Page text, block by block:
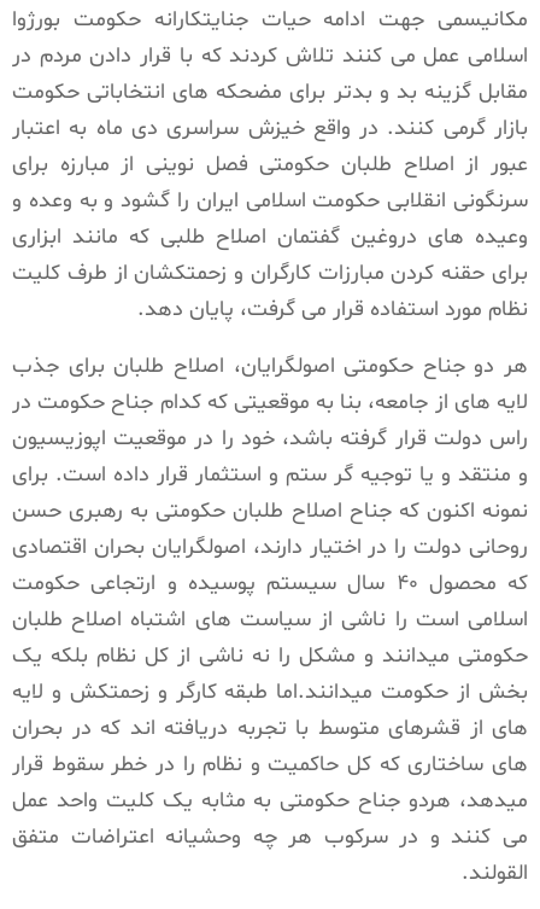
مکانیسمی جهت ادامه حیات جنایتکارانه حکومت بورژوا
اسلامی عمل می کنند تلاش کردند که با قرار دادن مردم در
مقابل گزینه بد و بدتر برای مضحکه های انتخاباتی حکومت
بازار گرمی کنند. در واقع خیزش سراسری دی ماه به اعتبار
عبور از اصلاح طلبان حکومتی فصل نوینی از مبارزه برای
سرنگونی انقلابی حکومت اسلامی ایران را گشود و به وعده و
وعیده های دروغین گفتمان اصلاح طلبی که مانند ابزاری
برای حقنه کردن مبارزات کارگران و زحمتکشان از طرف کلیت
نظام مورد استفاده قرار می گرفت، پایان دهد.
هر دو جناح حکومتی اصولگرایان، اصلاح طلبان برای جذب
لایه های از جامعه، بنا به موقعیتی که کدام جناح حکومت در
راس دولت قرار گرفته باشد، خود را در موقعیت اپوزیسیون
و منتقد و یا توجیه گر ستم و استثمار قرار داده است. برای
نمونه اکنون که جناح اصلاح طلبان حکومتی به رهبری حسن
روحانی دولت را در اختیار دارند، اصولگرایان بحران اقتصادی
که محصول ۴۰ سال سیستم پوسیده و ارتجاعی حکومت
اسلامی است را ناشی از سیاست های اشتباه اصلاح طلبان
حکومتی میدانند و مشکل را نه ناشی از کل نظام بلکه یک
بخش از حکومت میدانند.اما طبقه کارگر و زحمتکش و لایه
های از قشرهای متوسط با تجربه دریافته اند که در بحران
های ساختاری که کل حاکمیت و نظام را در خطر سقوط قرار
میدهد، هردو جناح حکومتی به مثابه یک کلیت واحد عمل
می کنند و در سرکوب هر چه وحشیانه اعتراضات متفق
القولند.